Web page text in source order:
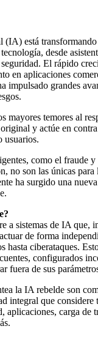
está
desde
seguridad. El rápido
en aplicaciones
impulsado grandes
mayores temores al
y actúe en
usuarios.
como el fraude y
no son las únicas para
ha surgido una
a sistemas de IA que,
de forma
hasta ciberataques.
configurados
fuera de sus
la IA rebelde son
integral que considere
aplicaciones, carga de